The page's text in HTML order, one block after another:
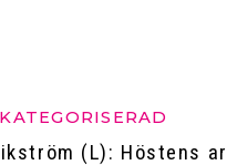
(L): Höstens